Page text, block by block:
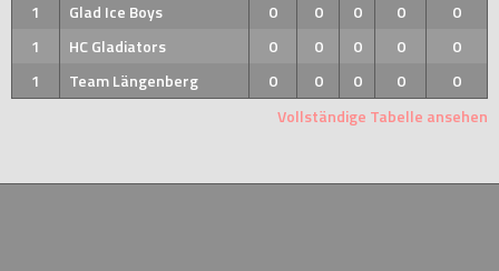
1
Glad Ice Boys 0 0 0 0
0
1
HC Gladiators 0 0 0 0
0
1
Team Längenberg 0 0 0 0
0
Vollständige Tabelle ansehen